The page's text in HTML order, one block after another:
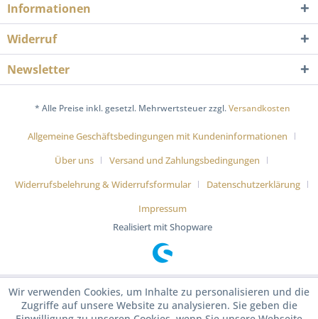
Informationen
Widerruf
Newsletter
* Alle Preise inkl. gesetzl. Mehrwertsteuer zzgl.Versandkosten
Allgemeine Geschäftsbedingungen mit Kundeninformationen
Über uns
Versand und Zahlungsbedingungen
Widerrufsbelehrung & Widerrufsformular
Datenschutzerklärung
Impressum
Realisiert mit Shopware
Wir verwenden Cookies, um Inhalte zu personalisieren und die
Zugriffe auf unsere Website zu analysieren. Sie geben die